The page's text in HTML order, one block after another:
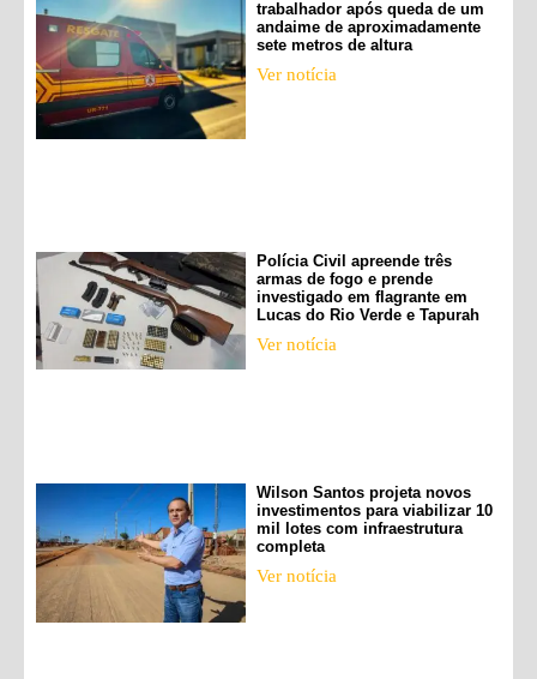
trabalhador após queda de um
andaime de aproximadamente
sete metros de altura
Ver notícia
Polícia Civil apreende três
armas de fogo e prende
investigado em flagrante em
Lucas do Rio Verde e Tapurah
Ver notícia
Wilson Santos projeta novos
investimentos para viabilizar 10
mil lotes com infraestrutura
completa
Ver notícia